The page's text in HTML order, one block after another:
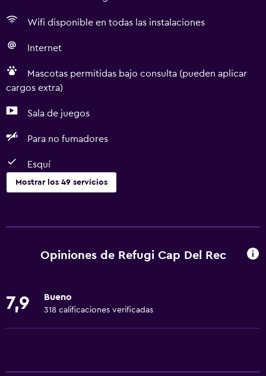
Wifi disponible en todas las instalaciones
Internet
Mascotas permitidas bajo consulta (pueden aplicar
cargos extra)
Sala de juegos
Para no fumadores
Esquí
Mostrar los 49 servicios
Senderismo
Juegos de mesa/rompecabezas
Opiniones de Refugi Cap Del Rec
7,9 Bueno
318 calificaciones verificadas